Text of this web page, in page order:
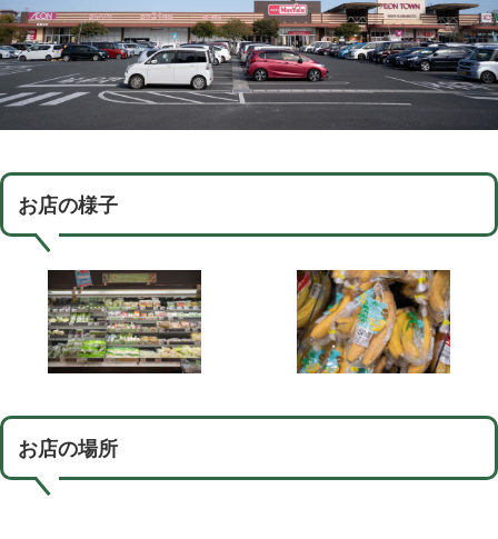
お店の様子
お店の場所